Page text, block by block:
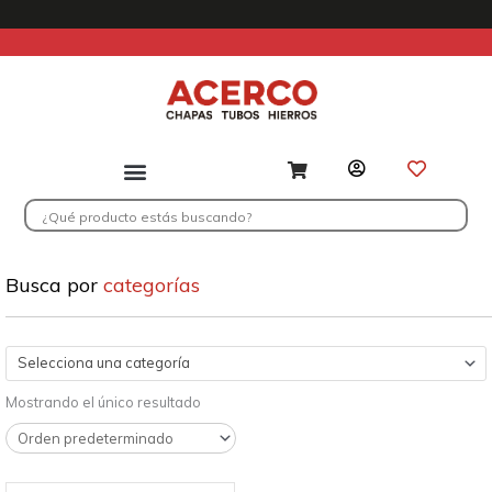
al
contenido
Search
...
Busca por categorías
Selecciona una categoría
Mostrando el único resultado